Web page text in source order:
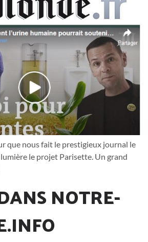
que nous fait le prestigieux journal le
le projet Parisette. Un grand
NOTRE-